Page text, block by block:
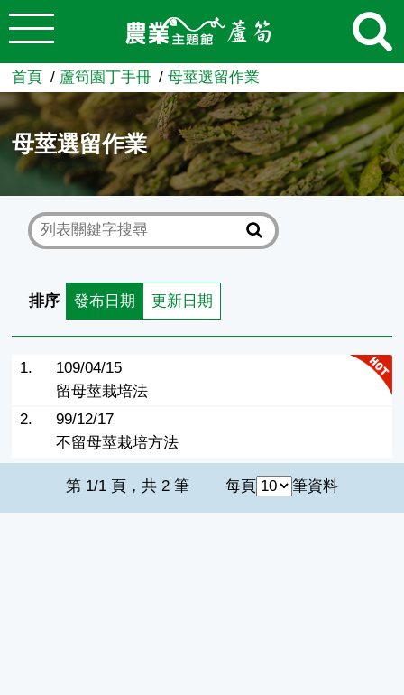
跳到主要內容
農業知識入口網
首頁 蘆筍園丁手冊 母莖選留作業
母莖選留作業
排序 發布日期 更新日期
1.
109/04/15
留母莖栽培法
2.
99/12/17
不留母莖栽培方法
第 1/1 頁，共 2 筆 每頁 筆資料